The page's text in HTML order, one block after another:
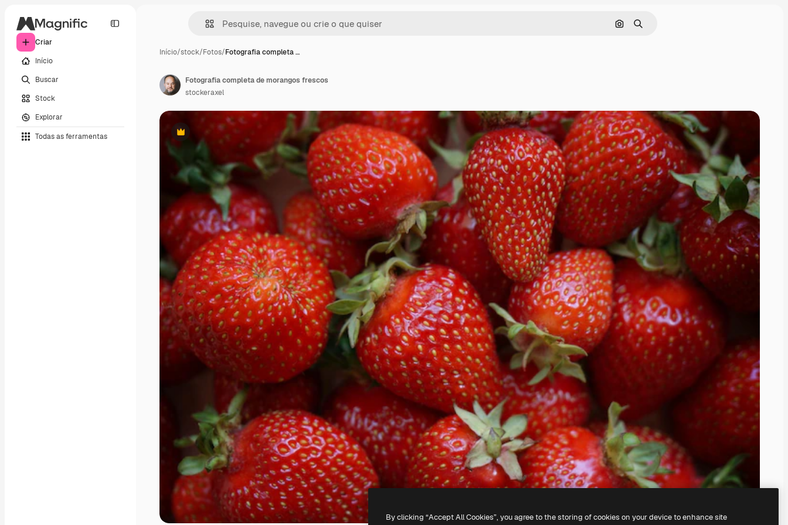
Criar
Início
Buscar
Stock
Explorar
Todas as ferramentas
Pesquisar por imagem
Buscar
Início/stock/Fotos/Fotografia completa …
Premium
Fotografia completa de morangos frescos
stockeraxel
By clicking “Accept All Cookies”, you agree to the storing of cookies on your device to enhance site